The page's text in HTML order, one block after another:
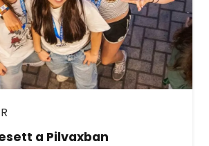
a Pilvaxban